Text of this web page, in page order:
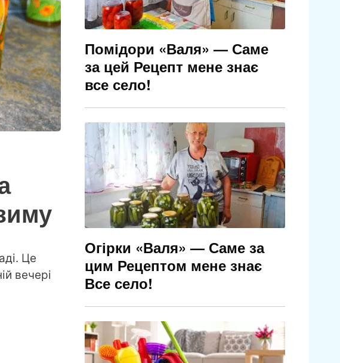
Це
вечері
Помідори «Валя» — Саме
за цей Рецепт мене знає
все село!
Огірки «Валя» — Саме за
цим Рецептом мене знає
Все село!